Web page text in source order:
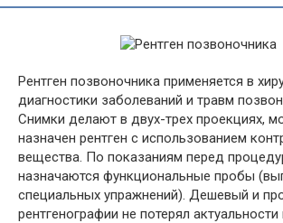
Рентген позвоночника применяется в
диагностики заболеваний и травм
Снимки делают в двух-трех проекциях,
назначен рентген с использованием
вещества. По показаниям перед
назначаются функциональные пробы
специальных упражнений). Дешевый и
рентгенографии не потерял актуальности